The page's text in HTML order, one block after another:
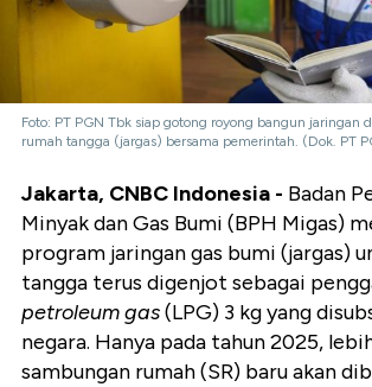
Foto: PT PGN Tbk siap gotong royong bangun jaringan
rumah tangga (jargas) bersama pemerintah. (Dok. PT
Jakarta, CNBC Indonesia - Badan
Minyak dan Gas Bumi (BPH Migas)
program jaringan gas bumi (jargas)
tangga terus digenjot sebagai
petroleum gas(LPG) 3 kg yang
negara. Hanya pada tahun 2025,
sambungan rumah (SR) baru akan